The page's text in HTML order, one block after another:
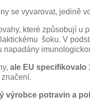
se vyvarovat, jedině
které způsobují u
šoku. V
ale EU specifikovalo
výrobce potravin a